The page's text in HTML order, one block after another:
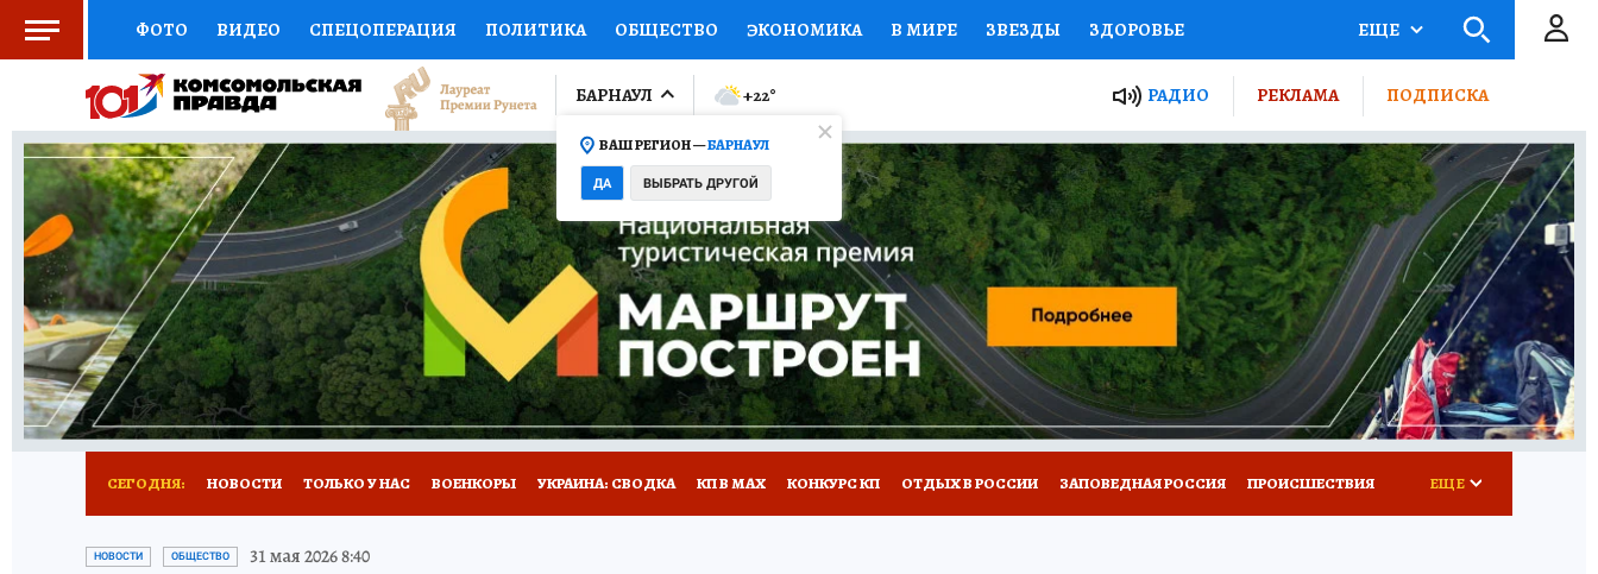
ФОТО ВИДЕО СПЕЦОПЕРАЦИЯ ПОЛИТИКА ОБЩЕСТВО ЭКОНОМИКА В МИРЕ ЗВЕЗДЫ ЗДОРОВЬЕ
СОЦПОДДЕРЖКА НАУКА СПОРТ КОЛУМНИСТЫ ПРОИСШЕСТВИЯ НАЦИОНАЛЬНЫЕ ПРОЕКТЫ РОССИИ
ВЫБОР ЭКСПЕРТОВ ДОКТОР ФИНАНСЫ ОТКРЫВАЕМ МИР Я ЗНАЮ СЕМЬЯ ЖЕНСКИЕ СЕКРЕТЫ ПУТЕВОДИТЕЛЬ
КНИЖНАЯ ПОЛКА ПРОГНОЗЫ НА СПОРТ ПРОМОКОДЫ СЕРИАЛЫ СПЕЦПРОЕКТЫ ДЕФИЦИТ ЖЕЛЕЗА ТУРИЗМ
ПРЕСС-ЦЕНТР НЕДВИЖИМОСТЬ ТЕЛЕВИЗОР КОЛЛЕКЦИИ КОНКУРСЫ РАБОТА У НАС ГИД ПОТРЕБИТЕЛЯ ВСЕ О КП
РАДИО КП РЕКЛАМА ТЕСТЫ НОВОЕ НА САЙТЕ
ЕЩЕ
БАРНАУЛ
ВАШ РЕГИОН —БАРНАУЛ
ДА ВЫБРАТЬ ДРУГОЙ
+22° РАДИО РЕКЛАМА ПОДПИСКА
СЕГОДНЯ: НОВОСТИ ТОЛЬКО У НАС ВОЕНКОРЫ УКРАИНА: СВОДКА КП В МАХ КОНКУРС КП ОТДЫХ В РОССИИ ЗАПОВЕДНАЯ РОССИЯ ПРОИСШЕСТВИЯ
АФИША ИСПЫТАНО НА СЕБЕ
ЕЩЕ
НОВОСТИ ОБЩЕСТВО 31 мая 2026 8:40